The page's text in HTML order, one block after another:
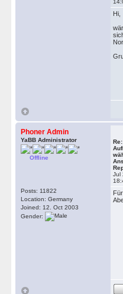
Hi,
Phoner Admin
YaBB Administrator
Offline
Posts: 11822
Location: Germany
Joined: 12. Oct 2003
Gender:
Jul